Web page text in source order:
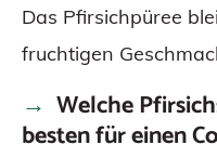
Das Pfirsichpüree
fruchtigen
Welche
besten für einen